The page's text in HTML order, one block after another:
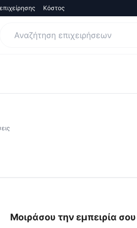
Κόστος
| Δες Αξιολογήσεις και
Μοιράσου την εμπειρία